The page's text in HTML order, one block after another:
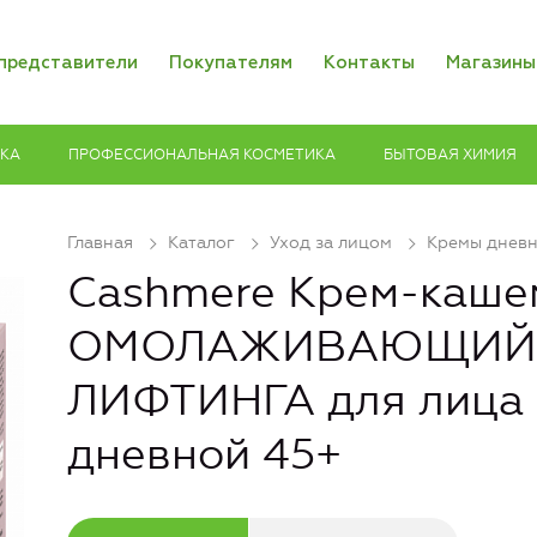
Покупателям Контакты Магазины
ПРОФЕССИОНАЛЬНАЯ КОСМЕТИКА БЫТОВАЯ ХИМИЯ
Главная Каталог Уход за лицом Кремы
Cashmere Крем-
ОМОЛАЖИВАЮЩИЙ
ЛИФТИНГА для лица
дневной 45+